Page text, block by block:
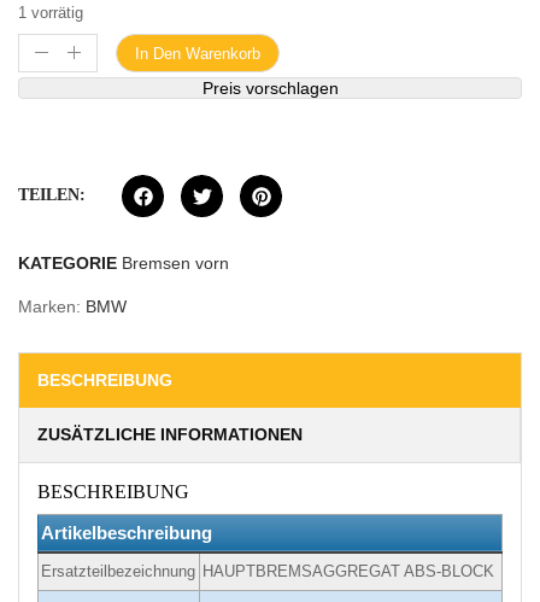
1 vorrätig
In Den Warenkorb
Preis vorschlagen
TEILEN:
KATEGORIE Bremsen vorn
Marken: BMW
BESCHREIBUNG
ZUSÄTZLICHE INFORMATIONEN
BESCHREIBUNG
Artikelbeschreibung
Ersatzteilbezeichnung HAUPTBREMSAGGREGAT ABS-BLOCK